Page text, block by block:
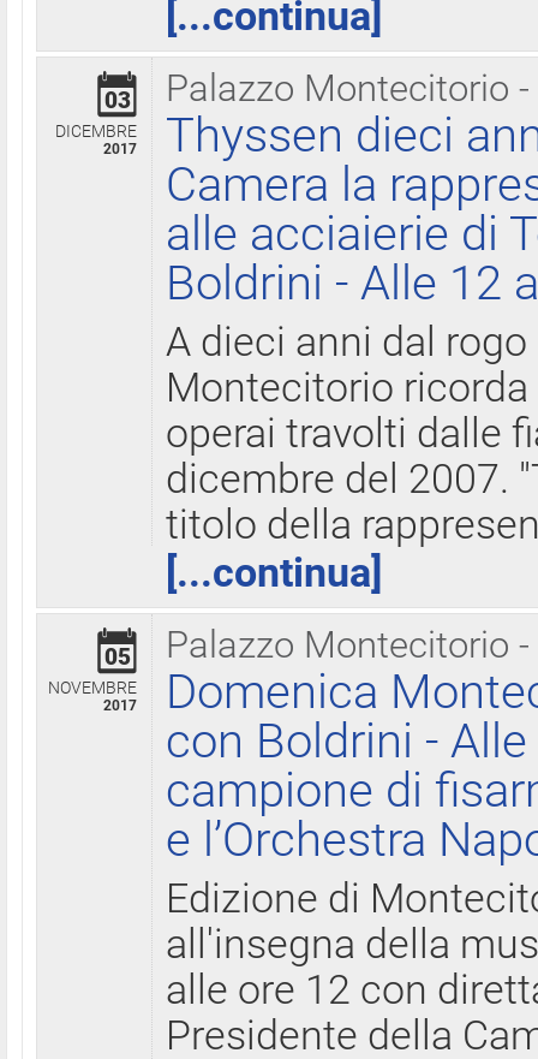
[...continua]
Palazzo Montecitorio
03
DICEMBRE
2017
Thyssen dieci
Camera la
alle acciaierie di
Boldrini - Alle 12
A dieci anni dal
Montecitorio
operai travolti dalle
dicembre del 2007.
titolo della
[...continua]
Palazzo Montecitorio
05
NOVEMBRE
2017
Domenica
con Boldrini -
campione di
e l’Orchestra
Edizione di
all'insegna della
alle ore 12 con
Presidente della